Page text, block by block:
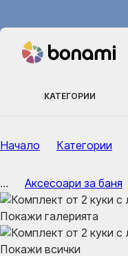
КАТЕГОРИИ
Начало Категории
... Аксесоари за баня
Покажи галерията
Покажи всички